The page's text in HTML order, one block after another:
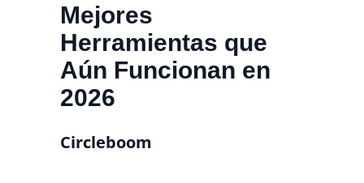
Mejores
Herramientas que
Aún Funcionan en
2026
Circleboom